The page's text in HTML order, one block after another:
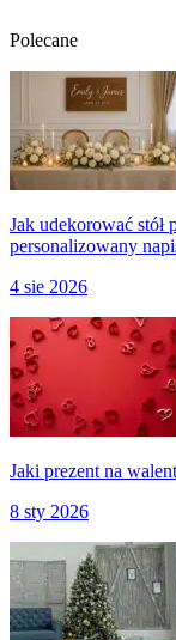
Polecane
Jak udekorować stół
personalizowany
4 sie 2026
Jaki prezent na
8 sty 2026